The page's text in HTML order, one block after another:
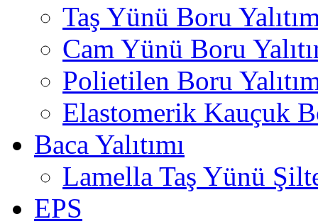
Taş Yünü Boru
Cam Yünü Boru
Polietilen Boru
Elastomerik Kauçuk
Baca Yalıtımı
Lamella Taş Yünü
EPS